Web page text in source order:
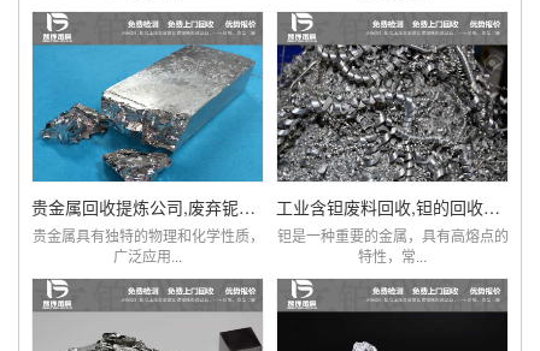
贵金属回收提炼公司,废弃铌粉,铌棒,铌铁回收
贵金属具有独特的物理和化学性质，
广泛应用...
工业含钽废料回收,钽的回收价格,贵金属钽回收
钽是一种重要的金属，具有高熔点的
特性，常...